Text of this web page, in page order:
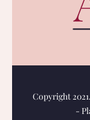
Copyright
-